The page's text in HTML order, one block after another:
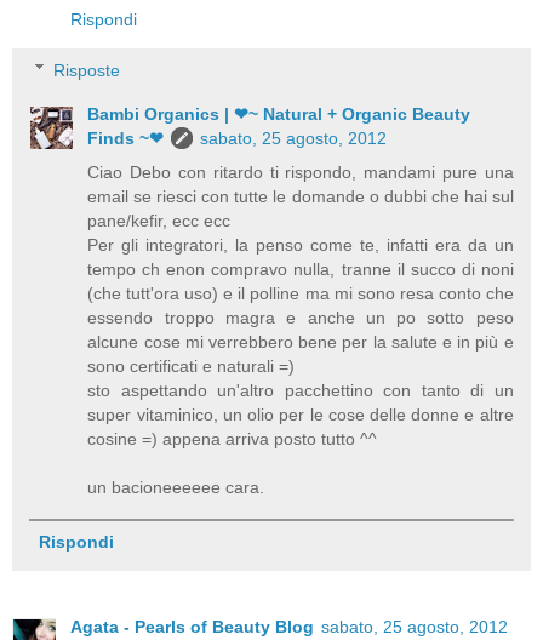
Rispondi
Risposte
Bambi Organics | ❤~ Natural + Organic Beauty
Finds ~❤
sabato, 25 agosto, 2012
Ciao Debo con ritardo ti rispondo, mandami pure una
email se riesci con tutte le domande o dubbi che hai sul
pane/kefir, ecc ecc
Per gli integratori, la penso come te, infatti era da un
tempo ch enon compravo nulla, tranne il succo di noni
(che tutt'ora uso) e il polline ma mi sono resa conto che
essendo troppo magra e anche un po sotto peso
alcune cose mi verrebbero bene per la salute e in più e
sono certificati e naturali =)
sto aspettando un'altro pacchettino con tanto di un
super vitaminico, un olio per le cose delle donne e altre
cosine =) appena arriva posto tutto ^^
un bacioneeeeee cara.
Rispondi
Agata - Pearls of Beauty Blog sabato, 25 agosto, 2012